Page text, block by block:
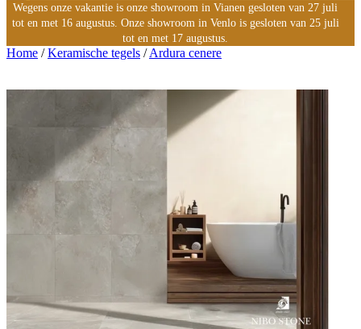
Wegens onze vakantie is onze showroom in Vianen gesloten van 27 juli
tot en met 16 augustus. Onze showroom in Venlo is gesloten van 25 juli
tot en met 17 augustus.
Home /Keramische tegels /Ardura cenere